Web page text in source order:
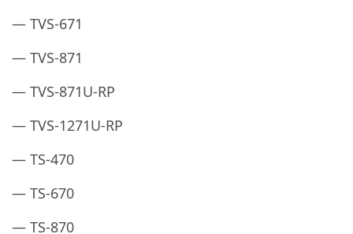
— TVS-671
— TVS-871
— TVS-871U-RP
— TVS-1271U-RP
— TS-470
— TS-670
— TS-870